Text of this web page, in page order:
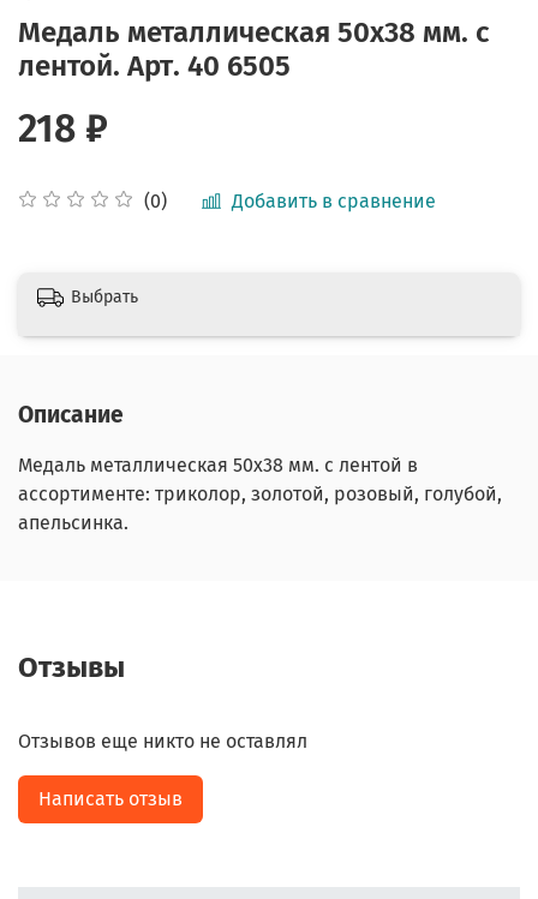
Медаль металлическая 50х38 мм. с
лентой. Арт. 40 6505
(0) Добавить в сравнение
218 ₽
Выбрать
Описание
Медаль металлическая 50х38 мм. с лентой в
ассортименте: триколор, золотой, розовый, голубой,
апельсинка.
Отзывы
Отзывов еще никто не оставлял
Написать отзыв